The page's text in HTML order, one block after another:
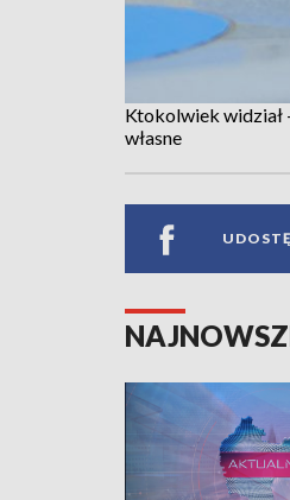
Ktokolwiek widział
własne